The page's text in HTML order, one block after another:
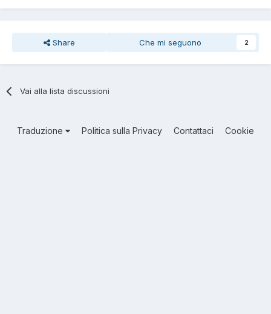
Share Che mi seguono 2
Vai alla lista discussioni
Traduzione Politica sulla Privacy Contattaci Cookie